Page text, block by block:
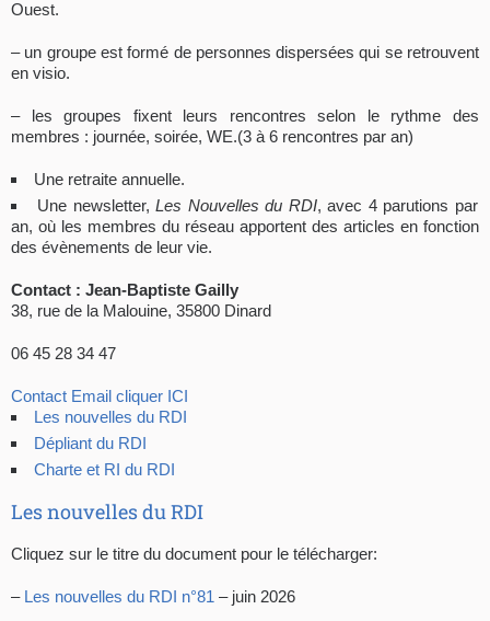
Ouest.
– un groupe est formé de personnes dispersées qui se retrouvent
en visio.
– les groupes fixent leurs rencontres selon le rythme des
membres : journée, soirée, WE.(3 à 6 rencontres par an)
Une retraite annuelle.
Une newsletter, Les Nouvelles du RDI, avec 4 parutions par
an, où les membres du réseau apportent des articles en fonction
des évènements de leur vie.
Contact : Jean-Baptiste Gailly
38, rue de la Malouine, 35800 Dinard
06 45 28 34 47
Contact Email cliquer ICI
Les nouvelles du RDI
Dépliant du RDI
Charte et RI du RDI
Les nouvelles du RDI
Cliquez sur le titre du document pour le télécharger:
– Les nouvelles du RDI n°81 – juin 2026